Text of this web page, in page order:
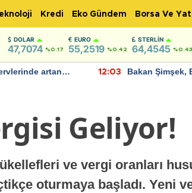
Kredi Eko Gündem Borsa Ve
DOLAR
47,7074 %0.17
EURO
55,2519 %0.42
STERLIN
64,4545 %0.43
artan
12:03
Bakan Şimşek,
Geliyor!
ve vergi oranları
oturmaya başladı. Yeni